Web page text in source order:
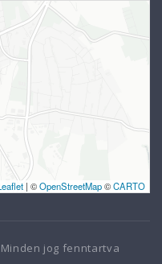
| ©OpenStreetMap©CARTO
jog fenntartva